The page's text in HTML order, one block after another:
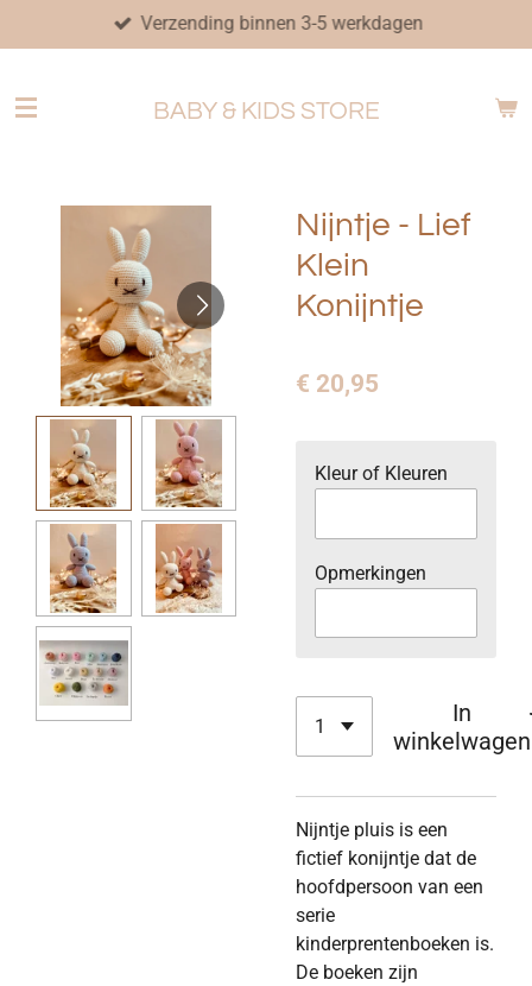
direct
de
Verzending binnen 3-5 werkdagen
BABY & KIDS STORE
Nijntje - Lief
Klein
Konijntje
€ 20,95
Kleur of Kleuren
Opmerkingen
In
winkelwagen
Nijntje pluis is een
fictief konijntje dat de
hoofdpersoon van een
serie
kinderprentenboeken is.
De boeken zijn